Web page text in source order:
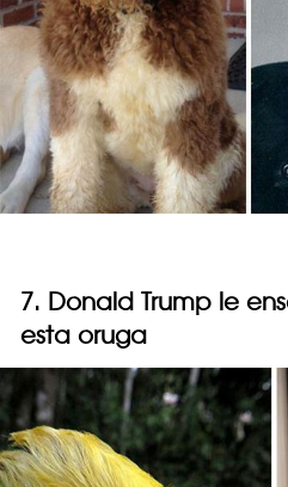
7. Donald Trump le
esta oruga